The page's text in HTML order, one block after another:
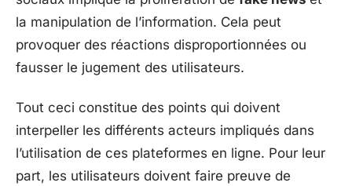
la manipulation de l’information. Cela peut
provoquer des réactions disproportionnées ou
fausser le jugement des utilisateurs.
Tout ceci constitue des points qui doivent
interpeller les différents acteurs impliqués dans
l’utilisation de ces plateformes en ligne. Pour leur
part, les utilisateurs doivent faire preuve de